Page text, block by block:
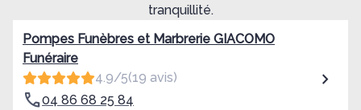
tranquillité.
Pompes Funèbres et Marbrerie GIACOMO
Funéraire
4.9/5(19 avis)
04 86 68 25 84